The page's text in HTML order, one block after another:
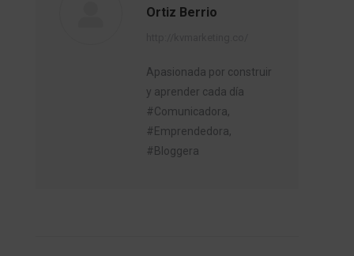
Ortiz Berrio
Apasionada por construir
y aprender cada día
#Comunicadora,
#Emprendedora,
#Bloggera